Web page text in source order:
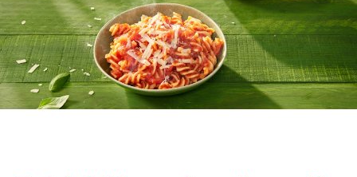
Snel en makkelijk
Vegetarisch
Ingrediënten
Sauzen
Kruiding
Groentewraps